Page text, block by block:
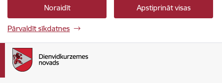
Noraidīt Apstiprināt visas
Pārvaldīt sīkdatnes